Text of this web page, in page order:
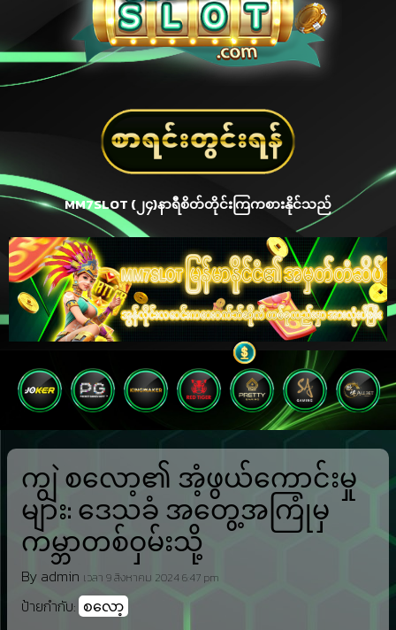
MM7SLOT (၂၄)နာရီစိတ်တိုင်းကြကစားနိုင်သည်
ကျွဲ စလော့၏ အံ့ဖွယ်ကောင်းမှု
များ: ဒေသခံ အတွေ့အကြုံမှ
ကမ္ဘာတစ်ဝှမ်းသို့
By admin เวลา 9 สิงหาคม 2024 6:47 pm
ป้ายกำกับ: စလော့